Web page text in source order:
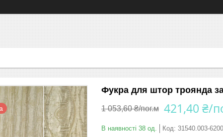
Фукра для штор троянда
1 053,60 ₴/пог.м 421,40 ₴/
В наявності 38 од. Код: 31540.003-